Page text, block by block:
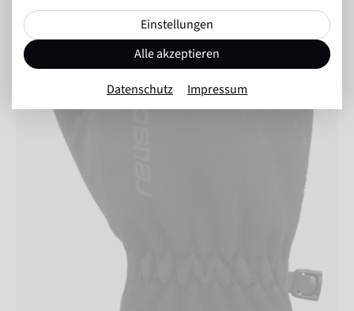
Einstellungen
Alle akzeptieren
Datenschutz Impressum